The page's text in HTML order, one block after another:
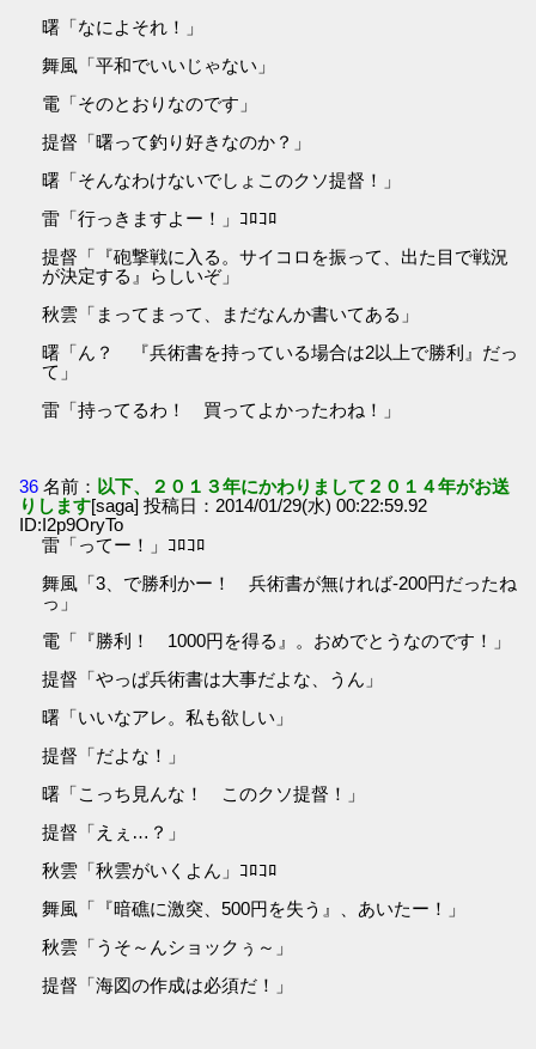
曙「なによそれ！」
舞風「平和でいいじゃない」
電「そのとおりなのです」
提督「曙って釣り好きなのか？」
曙「そんなわけないでしょこのクソ提督！」
雷「行っきますよー！」ｺﾛｺﾛ
提督「『砲撃戦に入る。サイコロを振って、出た目で戦況
が決定する』らしいぞ」
秋雲「まってまって、まだなんか書いてある」
曙「ん？ 『兵術書を持っている場合は2以上で勝利』だっ
て」
雷「持ってるわ！ 買ってよかったわね！」
36 名前： 以下、２０１３年にかわりまして２０１４年がお送
りします[saga] 投稿日：2014/01/29(水) 00:22:59.92
ID:I2p9OryTo
雷「ってー！」ｺﾛｺﾛ
舞風「3、で勝利かー！ 兵術書が無ければ-200円だったね
っ」
電「『勝利！ 1000円を得る』。おめでとうなのです！」
提督「やっぱ兵術書は大事だよな、うん」
曙「いいなアレ。私も欲しい」
提督「だよな！」
曙「こっち見んな！ このクソ提督！」
提督「えぇ…？」
秋雲「秋雲がいくよん」ｺﾛｺﾛ
舞風「『暗礁に激突、500円を失う』、あいたー！」
秋雲「うそ～んショックぅ～」
提督「海図の作成は必須だ！」